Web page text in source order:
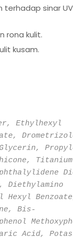
terhadap sinar
rona kulit.
kusam.
Ethylhexyl
Titanium
Diethylamino
Hexyl
Bis-
Acid,